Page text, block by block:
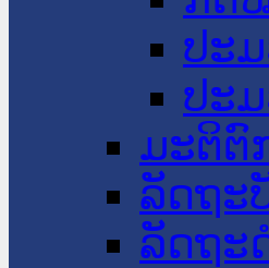
ປະ
ປະ
ມະຕິຕົ
ລັດຖະ
ລັດຖະ